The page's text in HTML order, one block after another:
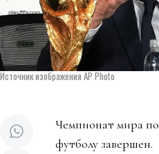
Источник изображения AP Photo
Чемпионат мира по
футболу завершен.